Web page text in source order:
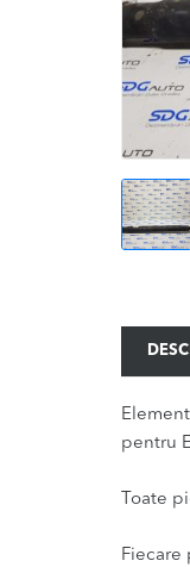
pentru
Toate
Fiecare